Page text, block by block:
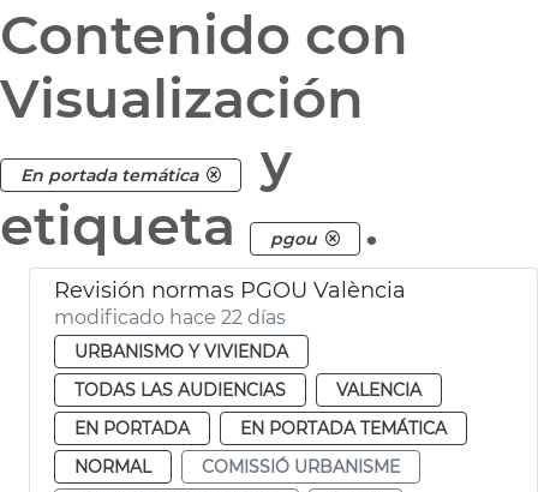
Contenido con
Visualización
En portada temática
y
etiqueta
pgou .
Revisión normas PGOU València
modificado hace 22 días
URBANISMO Y VIVIENDA
TODAS LAS AUDIENCIAS
VALENCIA
EN PORTADA
EN PORTADA TEMÁTICA
NORMAL
COMISSIÓ URBANISME